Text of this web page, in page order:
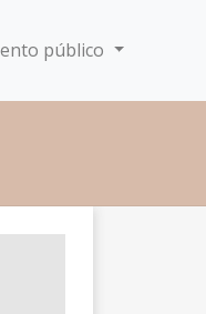
público